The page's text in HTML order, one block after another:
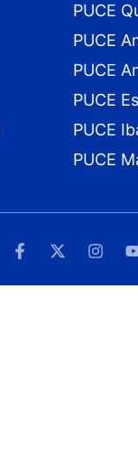
PUCE
PUCE
PUCE
PUCE
PUCE
PUCE